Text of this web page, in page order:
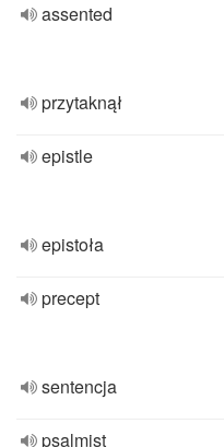
assented
przytaknął
epistle
epistoła
precept
sentencja
psalmist